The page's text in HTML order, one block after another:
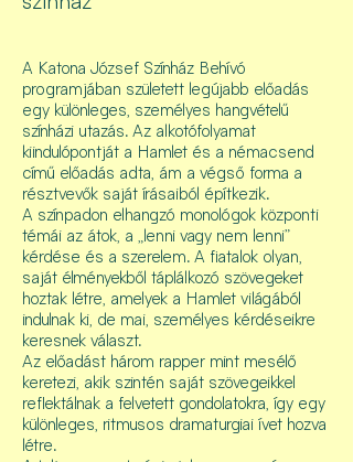
A Katona József Színház Behívó
programjában született legújabb előadás
egy különleges, személyes hangvételű
színházi utazás. Az alkotófolyamat
kiindulópontját a Hamlet és a némacsend
című előadás adta, ám a végső forma a
résztvevők saját írásaiból építkezik.
A színpadon elhangzó monológok központi
témái az átok, a „lenni vagy nem lenni”
kérdése és a szerelem. A fiatalok olyan,
saját élményekből táplálkozó szövegeket
hoztak létre, amelyek a Hamlet világából
indulnak ki, de mai, személyes kérdéseikre
keresnek választ.
Az előadást három rapper mint mesélő
keretezi, akik szintén saját szövegeikkel
reflektálnak a felvetett gondolatokra, így egy
különleges, ritmusos dramaturgiai ívet hozva
létre.